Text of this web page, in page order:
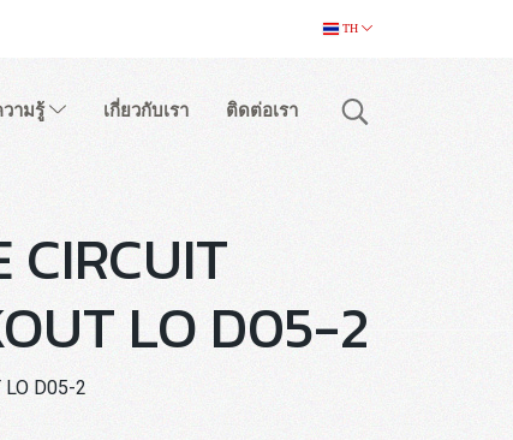
TH
วามรู้ เกี่ยวกับเรา ติดต่อเรา
CIRCUIT
LO D05-2
LO D05-2